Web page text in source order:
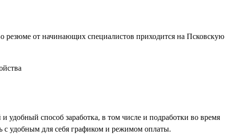
резюме от начинающих специалистов приходится на Псковскую
способ заработка, в том числе и подработки во время
удобным для себя графиком и режимом оплаты.